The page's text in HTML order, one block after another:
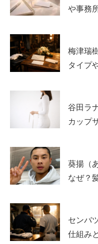
の出番も自然と減って
ていても、編集の都合
視聴者は「出ていない
つまり、露出の波は“卒
ョンと本人の多忙さで説
になったときほど、出
横田真悠が出川ガー
トは「空気を明るく
出川ガールズとして印
ションだけではありま
和んだり、失敗しても
や事務
梅津瑞
タイプ
谷田ラ
カップ
葵揚（
なぜ？
センバ
仕組み